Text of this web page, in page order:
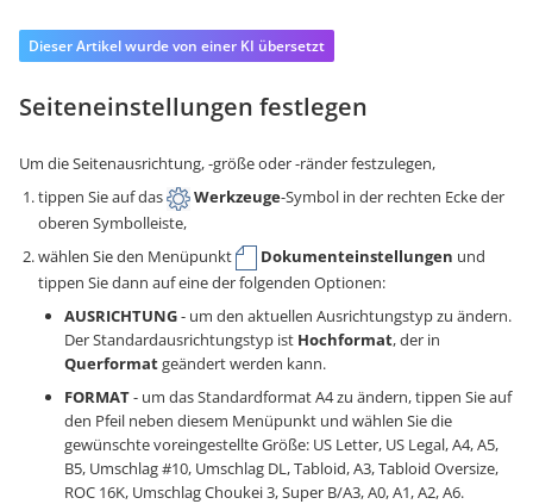
Dieser Artikel wurde von einer KI übersetzt
Seiteneinstellungen festlegen
Um die Seitenausrichtung, -größe oder -ränder festzulegen,
tippen Sie auf das
Werkzeuge-Symbol in der rechten Ecke der
oberen Symbolleiste,
wählen Sie den Menüpunkt
Dokumenteinstellungen und
tippen Sie dann auf eine der folgenden Optionen:
AUSRICHTUNG- um den aktuellen Ausrichtungstyp zu ändern.
Der Standardausrichtungstyp ist Hochformat, der in
Querformatgeändert werden kann.
FORMAT- um das Standardformat A4 zu ändern, tippen Sie auf
den Pfeil neben diesem Menüpunkt und wählen Sie die
gewünschte voreingestellte Größe: US Letter, US Legal, A4, A5,
B5, Umschlag #10, Umschlag DL, Tabloid, A3, Tabloid Oversize,
ROC 16K, Umschlag Choukei 3, Super B/A3, A0, A1, A2, A6.